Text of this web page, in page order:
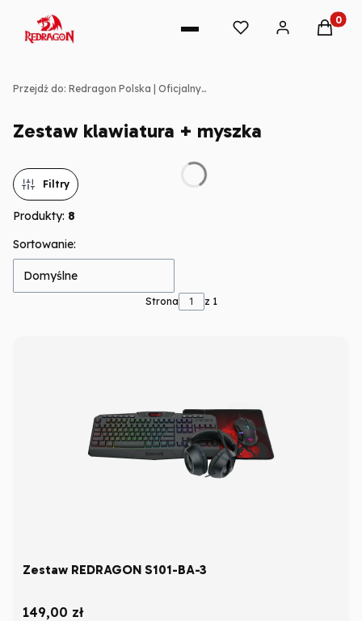
Przejdź do: Redragon Polska | Oficjalny sklep
Zestaw klawiatura + myszka
Filtry
Produkty: 8
Lista produktów
Sortowanie:
Domyślne
Strona z 1
Zestaw REDRAGON S101-BA-3
Cena
149,00 zł